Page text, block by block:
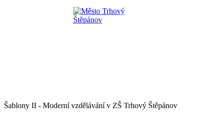
Šablony II - Moderní vzdělávání v ZŠ Trhový Štěpánov